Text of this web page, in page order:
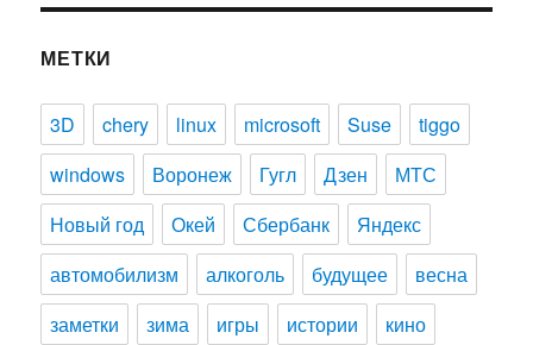
МЕТКИ
3D chery linux microsoft Suse
tiggo
windows
Воронеж Гугл Дзен
МТС
Новый год
Окей Сбербанк
Яндекс
автомобилизм
алкоголь будущее
весна
заметки
зима игры истории
кино